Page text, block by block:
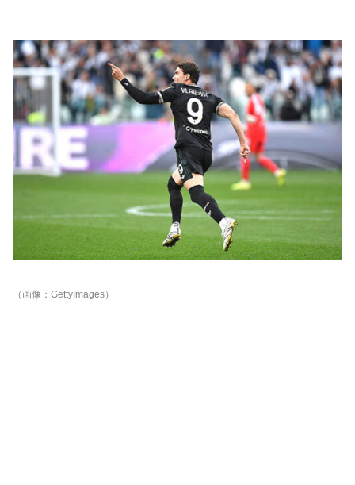
（画像：GettyImages）